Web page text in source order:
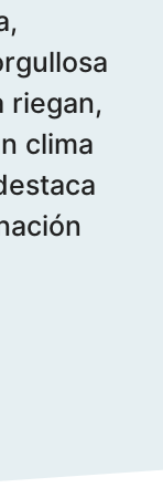
riegan,
clima